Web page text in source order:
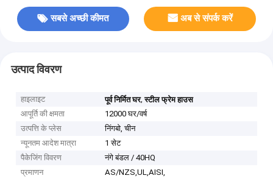
सबसे अच्छी कीमत अब से संपर्क करें
उत्पाद विवरण
हाइलाइट पूर्व निर्मित घर,स्टील फ्रेम हाउस
आपूर्ति की क्षमता
12000 घर/वर्ष
उत्पत्ति के प्लेस
निंगबो, चीन
न्यूनतम आदेश मात्रा
1 सेट
पैकेजिंग विवरण
नंगे बंडल / 40HQ
प्रमाणन
AS/NZS,UL,AISI,